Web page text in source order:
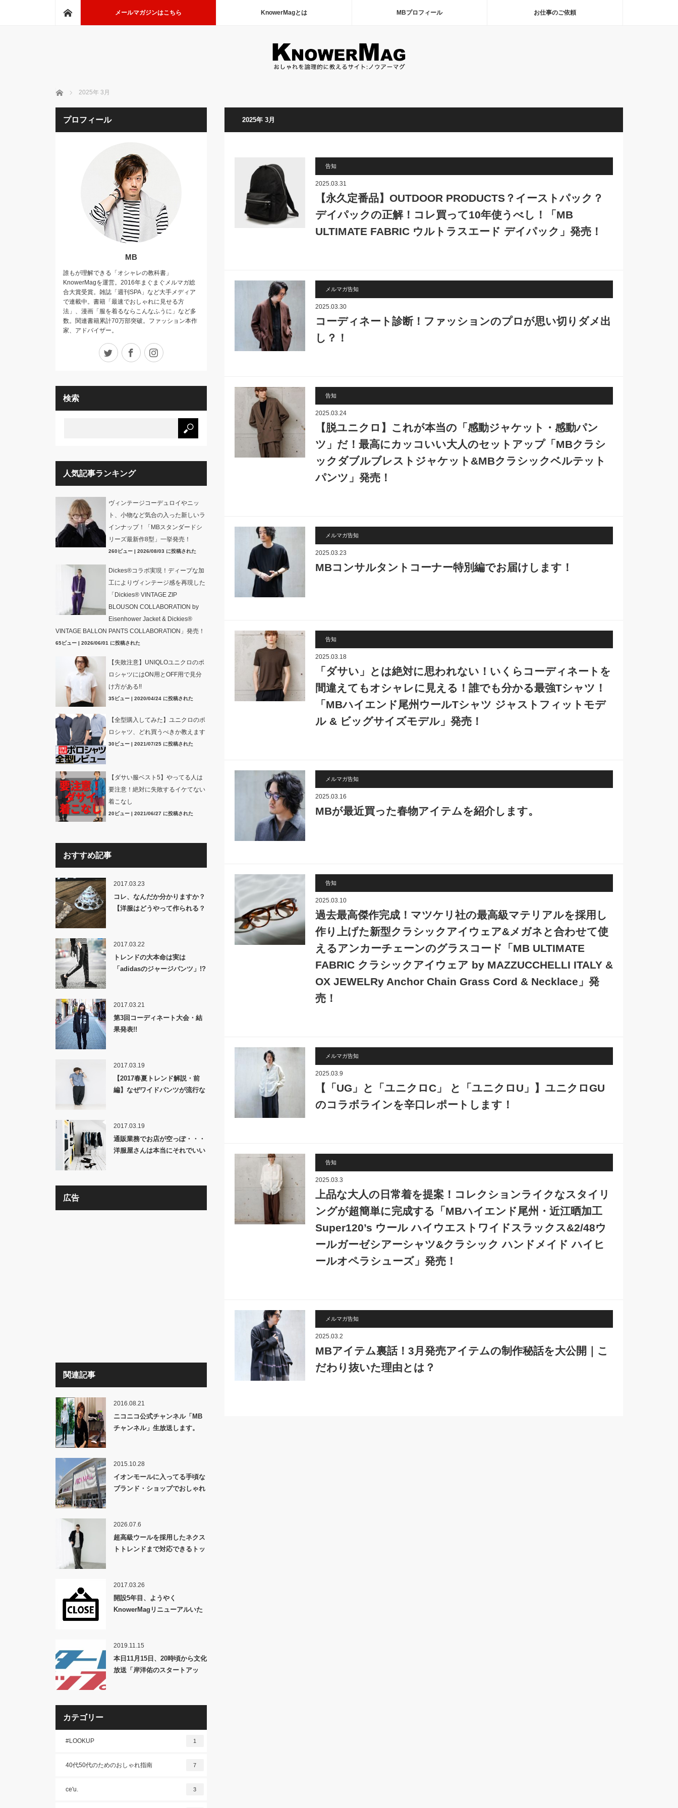
メールマガジンはこちら KnowerMagとは MBプロフィール お仕事のご依頼
ホーム 2025年 3月
2025年 3月
告知
2025.03.31
【永久定番品】OUTDOOR PRODUCTS？イーストパック？
デイパックの正解！コレ買って10年使うべし！「MB
ULTIMATE FABRIC ウルトラスエード デイパック」発売！
メルマガ告知
2025.03.30
コーディネート診断！ファッションのプロが思い切りダメ出
し？！
告知
2025.03.24
【脱ユニクロ】これが本当の「感動ジャケット・感動パン
ツ」だ！最高にカッコいい大人のセットアップ「MBクラシ
ックダブルブレストジャケット&MBクラシックベルテット
パンツ」発売！
メルマガ告知
2025.03.23
MBコンサルタントコーナー特別編でお届けします！
告知
2025.03.18
「ダサい」とは絶対に思われない！いくらコーディネートを
間違えてもオシャレに見える！誰でも分かる最強Tシャツ！
「MBハイエンド尾州ウールTシャツ ジャストフィットモデ
ル & ビッグサイズモデル」発売！
メルマガ告知
2025.03.16
MBが最近買った春物アイテムを紹介します。
告知
2025.03.10
過去最高傑作完成！マツケリ社の最高級マテリアルを採用し
作り上げた新型クラシックアイウェア&メガネと合わせて使
えるアンカーチェーンのグラスコード「MB ULTIMATE
FABRIC クラシックアイウェア by MAZZUCCHELLI ITALY &
OX JEWELRy Anchor Chain Grass Cord & Necklace」発
売！
メルマガ告知
2025.03.9
【「UG」と「ユニクロC」 と「ユニクロU」】ユニクロGU
のコラボラインを辛口レポートします！
告知
2025.03.3
上品な大人の日常着を提案！コレクションライクなスタイリ
ングが超簡単に完成する「MBハイエンド尾州・近江晒加工
Super120’s ウール ハイウエストワイドスラックス&2/48ウ
ールガーゼシアーシャツ&クラシック ハンドメイド ハイヒ
ールオペラシューズ」発売！
メルマガ告知
2025.03.2
MBアイテム裏話！3月発売アイテムの制作秘話を大公開｜こ
だわり抜いた理由とは？
プロフィール
MB
誰もが理解できる「オシャレの教科書」
KnowerMagを運営。2016年まぐまぐメルマガ総
合大賞受賞。雑誌「週刊SPA」など大手メディア
で連載中。書籍「最速でおしゃれに見せる方
法」、漫画「服を着るならこんなふうに」など多
数。関連書籍累計70万部突破。ファッション本作
家、アドバイザー。
Twitter Facebook
検索
人気記事ランキング
ヴィンテージコーデュロイやニッ
ト、小物など気合の入った新しいラ
インナップ！「MBスタンダードシ
リーズ最新作8型」一挙発売！
260ビュー| 2026/08/03 に投稿された
Dickes®コラボ実現！ディープな加
工によりヴィンテージ感を再現した
「Dickies® VINTAGE ZIP
BLOUSON COLLABORATION by
Eisenhower Jacket & Dickies®
VINTAGE BALLON PANTS COLLABORATION」発売！
65ビュー| 2026/06/01 に投稿された
【失敗注意】UNIQLOユニクロのポ
ロシャツにはON用とOFF用で見分
け方がある!!
35ビュー| 2020/04/24 に投稿された
【全型購入してみた】ユニクロのポ
ロシャツ、どれ買うべきか教えます
30ビュー| 2021/07/25 に投稿された
【ダサい服ベスト5】やってる人は
要注意！絶対に失敗するイケてない
着こなし
20ビュー| 2021/06/27 に投稿された
おすすめ記事
2017.03.23
コレ、なんだか分かりますか？
【洋服はどうやって作られる？
2017.03.22
トレンドの大本命は実は
「adidasのジャージパンツ」!?
2017.03.21
第3回コーディネート大会・結
果発表!!
2017.03.19
【2017春夏トレンド解説・前
編】なぜワイドパンツが流行な
2017.03.19
通販業務でお店が空っぽ・・・
洋服屋さんは本当にそれでいい
広告
関連記事
2016.08.21
ニコニコ公式チャンネル「MB
チャンネル」生放送します。
2015.10.28
イオンモールに入ってる手頃な
ブランド・ショップでおしゃれ
2026.07.6
超高級ウールを採用したネクス
トトレンドまで対応できるトッ
尾州WOOL LOOSE CLASSIC
JERSEY TOP & ULTIMATE
FABRIC TROMPE L’OEIL
2017.03.26
開設5年目、ようやく
KnowerMagリニューアルいた
2019.11.15
本日11月15日、20時頃から文化
放送「岸洋佑のスタートアッ
カテゴリー
#LOOKUP 1
40代50代のためのおしゃれ指南 7
ce'u. 3